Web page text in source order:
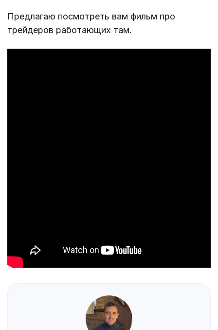
Предлагаю посмотреть вам фильм про
трейдеров работающих там.